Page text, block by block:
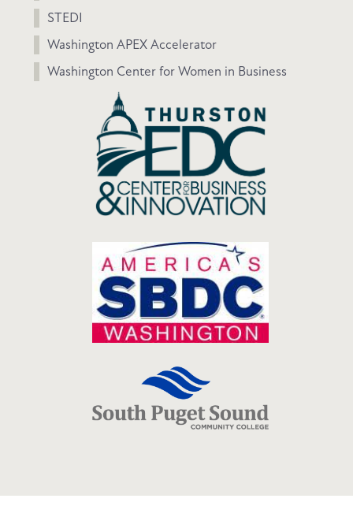
STEDI
Washington APEX Accelerator
Washington Center for Women in Business